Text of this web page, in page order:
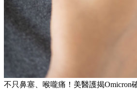
不只鼻塞、喉嚨痛！美醫護揭Omicron